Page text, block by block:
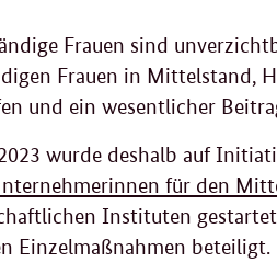
Frauen sind
Frauen in Mittelstand,
und ein wesentlicher
wurde deshalb auf
für den
Instituten
Einzelmaßnahmen beteiligt.